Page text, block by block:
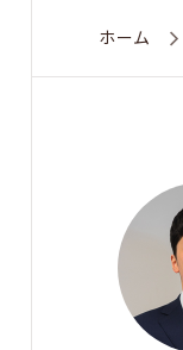
ホーム